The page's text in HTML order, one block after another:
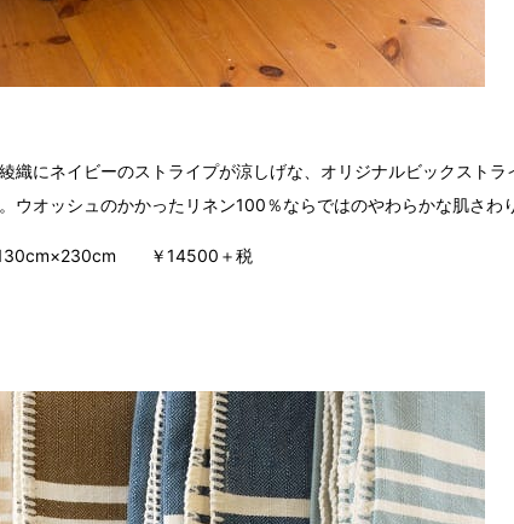
織にネイビーのストライプが涼しげな、オリジナルビックストラ
ウオッシュのかかったリネン100％ならではのやわらかな肌さわ
￥14500＋税